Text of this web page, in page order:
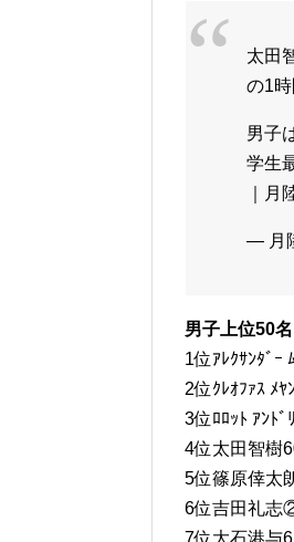
太田
の1
男子
学生
｜月
— 月
男子上位50名
1位ｱﾚｸｻﾝﾀﾞ
2位ｸﾚｵﾌｧｽ ﾒ
3位ﾛﾛｯﾄ ｱﾝﾄ
4位太田智樹
5位篠原倖
6位吉田礼
7位大石港与